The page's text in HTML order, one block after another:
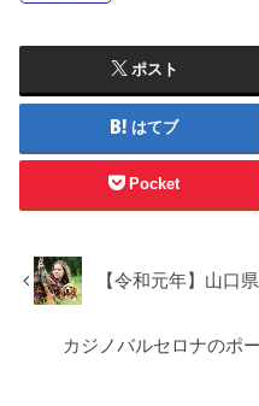
ポスト
はてブ
Pocket
【令和元年】山口
カジノバルセロナのポ